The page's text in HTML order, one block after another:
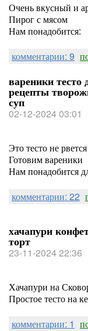
Очень вкусный и
Пирог с мясом
Нам понадобится:
комментарии: 9
вареники
рецепты
суп
02-12-2024 03:01
Это тесто не
Готовим вареники
Нам понадобится
комментарии: 22
хачапури
торт
23-11-2024 22:36
Хачапури на
Простое тесто на
комментарии: 1